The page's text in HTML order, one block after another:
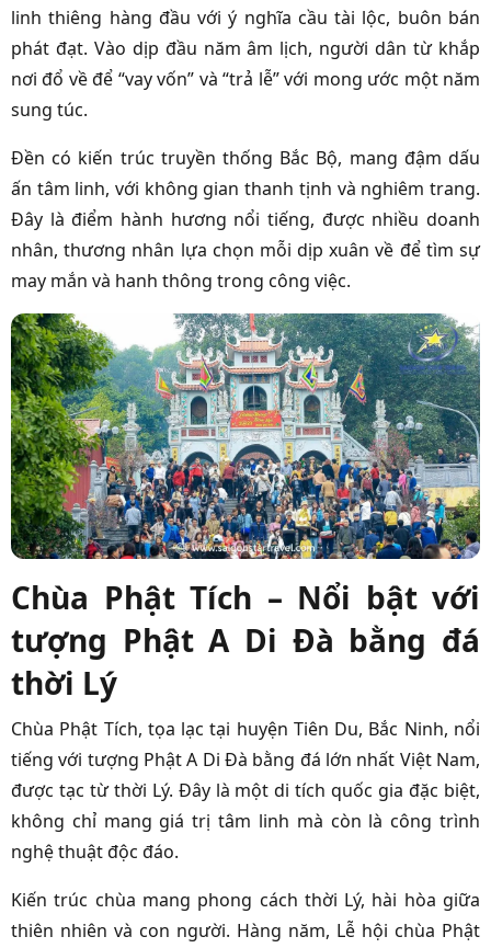
linh thiêng hàng đầu với ý nghĩa cầu tài lộc, buôn bán
phát đạt. Vào dịp đầu năm âm lịch, người dân từ khắp
nơi đổ về để “vay vốn” và “trả lễ” với mong ước một năm
sung túc.
Đền có kiến trúc truyền thống Bắc Bộ, mang đậm dấu
ấn tâm linh, với không gian thanh tịnh và nghiêm trang.
Đây là điểm hành hương nổi tiếng, được nhiều doanh
nhân, thương nhân lựa chọn mỗi dịp xuân về để tìm sự
may mắn và hanh thông trong công việc.
Chùa Phật Tích – Nổi bật với
tượng Phật A Di Đà bằng đá
thời Lý
Chùa Phật Tích, tọa lạc tại huyện Tiên Du, Bắc Ninh, nổi
tiếng với tượng Phật A Di Đà bằng đá lớn nhất Việt Nam,
được tạc từ thời Lý. Đây là một di tích quốc gia đặc biệt,
không chỉ mang giá trị tâm linh mà còn là công trình
nghệ thuật độc đáo.
Kiến trúc chùa mang phong cách thời Lý, hài hòa giữa
thiên nhiên và con người. Hàng năm, Lễ hội chùa Phật